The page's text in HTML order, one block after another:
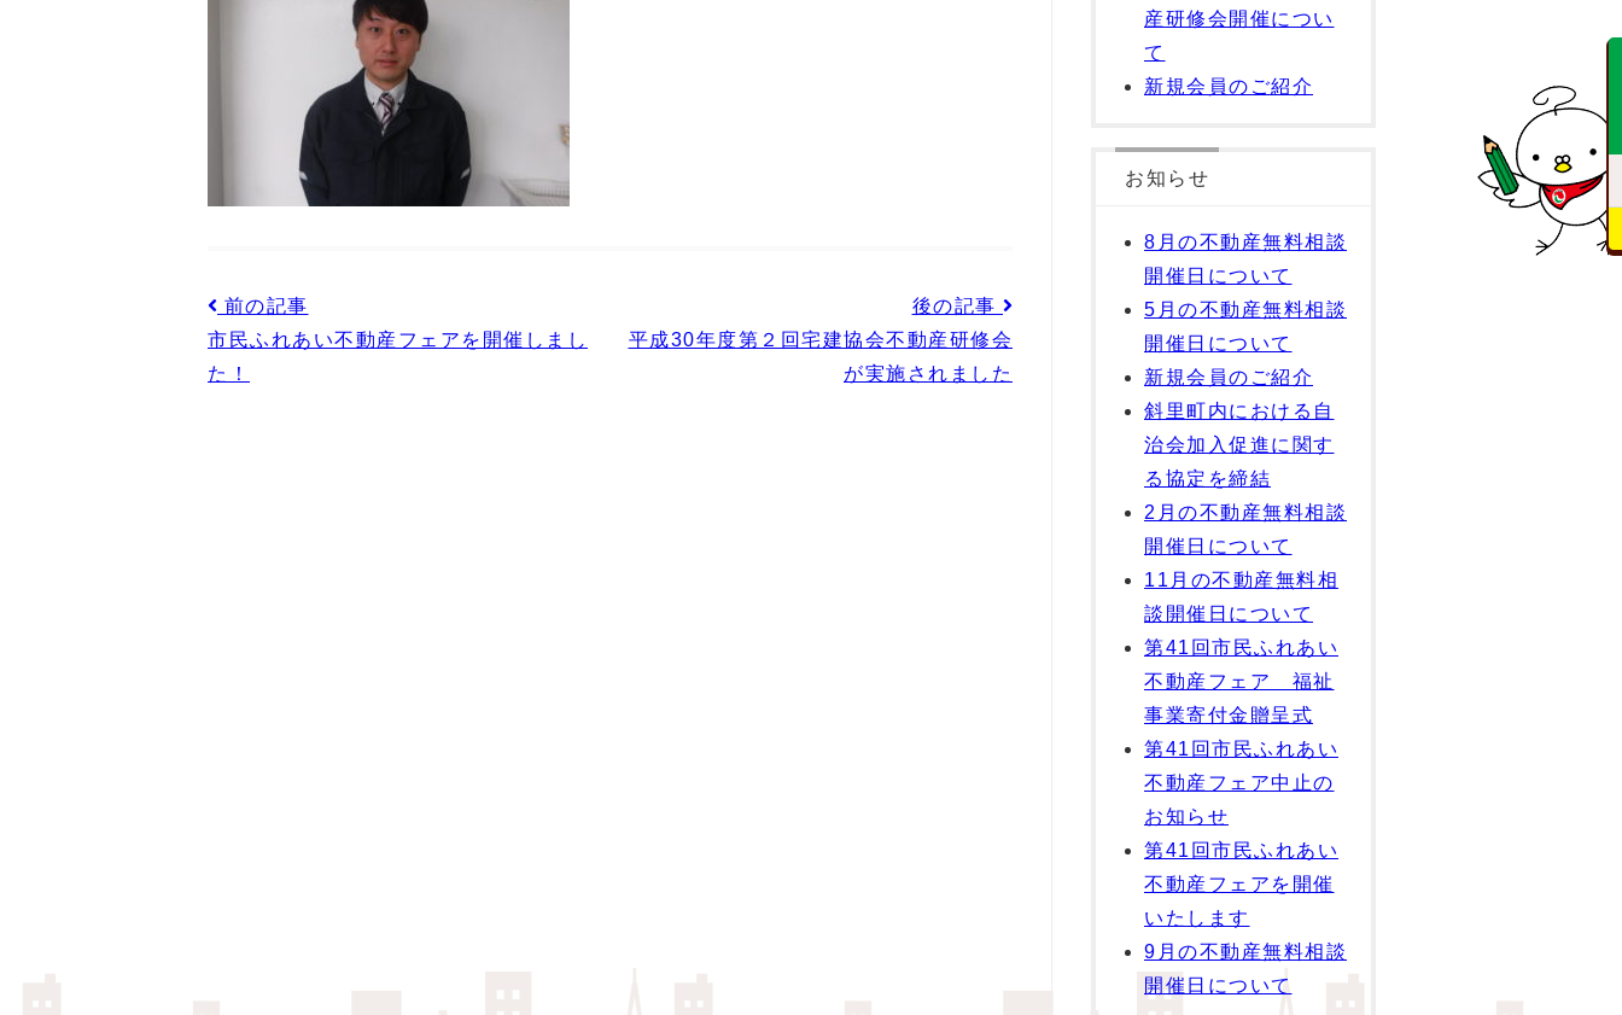
前の記事
市民ふれあい不動産フェアを開催しまし
た！
後の記事
平成30年度第２回宅建協会不動産研修会
が実施されました
産研修会開催につい
て
新規会員のご紹介
お知らせ
8月の不動産無料相談
開催日について
5月の不動産無料相談
開催日について
新規会員のご紹介
斜里町内における自
治会加入促進に関す
る協定を締結
2月の不動産無料相談
開催日について
11月の不動産無料相
談開催日について
第41回市民ふれあい
不動産フェア 福祉
事業寄付金贈呈式
第41回市民ふれあい
不動産フェア中止の
お知らせ
第41回市民ふれあい
不動産フェアを開催
いたします
9月の不動産無料相談
開催日について